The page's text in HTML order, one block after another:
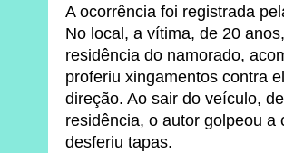
A ocorrência foi registrada
No local, a vítima, de 20
residência do namorado,
proferiu xingamentos contra
direção. Ao sair do veículo,
residência, o autor golpeou
desferiu tapas.